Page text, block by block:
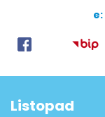
e:
Listopad